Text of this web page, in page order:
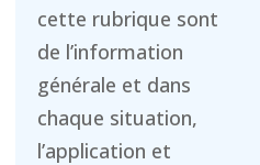
cette rubrique sont
de l’information
générale et dans
chaque situation,
l’application et